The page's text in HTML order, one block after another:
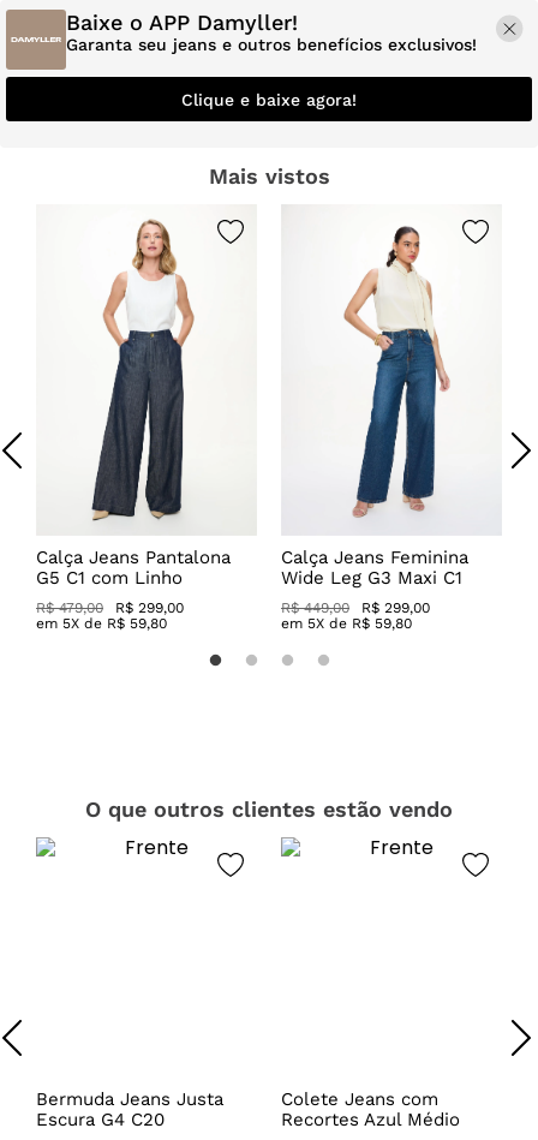
Baixe o APP Damyller!
Garanta seu jeans e outros benefícios exclusivos!
Clique e baixe agora!
Mais vistos
Calça Jeans Pantalona
G5 C1 com Linho
R$ 479,00
R$ 299,00
em 5X de R$ 59,80
Calça Jeans Feminina
Wide Leg G3 Maxi C1
R$ 449,00
R$ 299,00
em 5X de R$ 59,80
O que outros clientes estão vendo
Bermuda Jeans Justa
Escura G4 C20
Colete Jeans com
Recortes Azul Médio